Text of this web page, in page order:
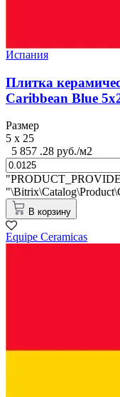
Испания
Плитка
Caribbean Blue
Размер
5 x 25
5 857 .28 руб./м2
В корзину
Equipe Cerаmicas